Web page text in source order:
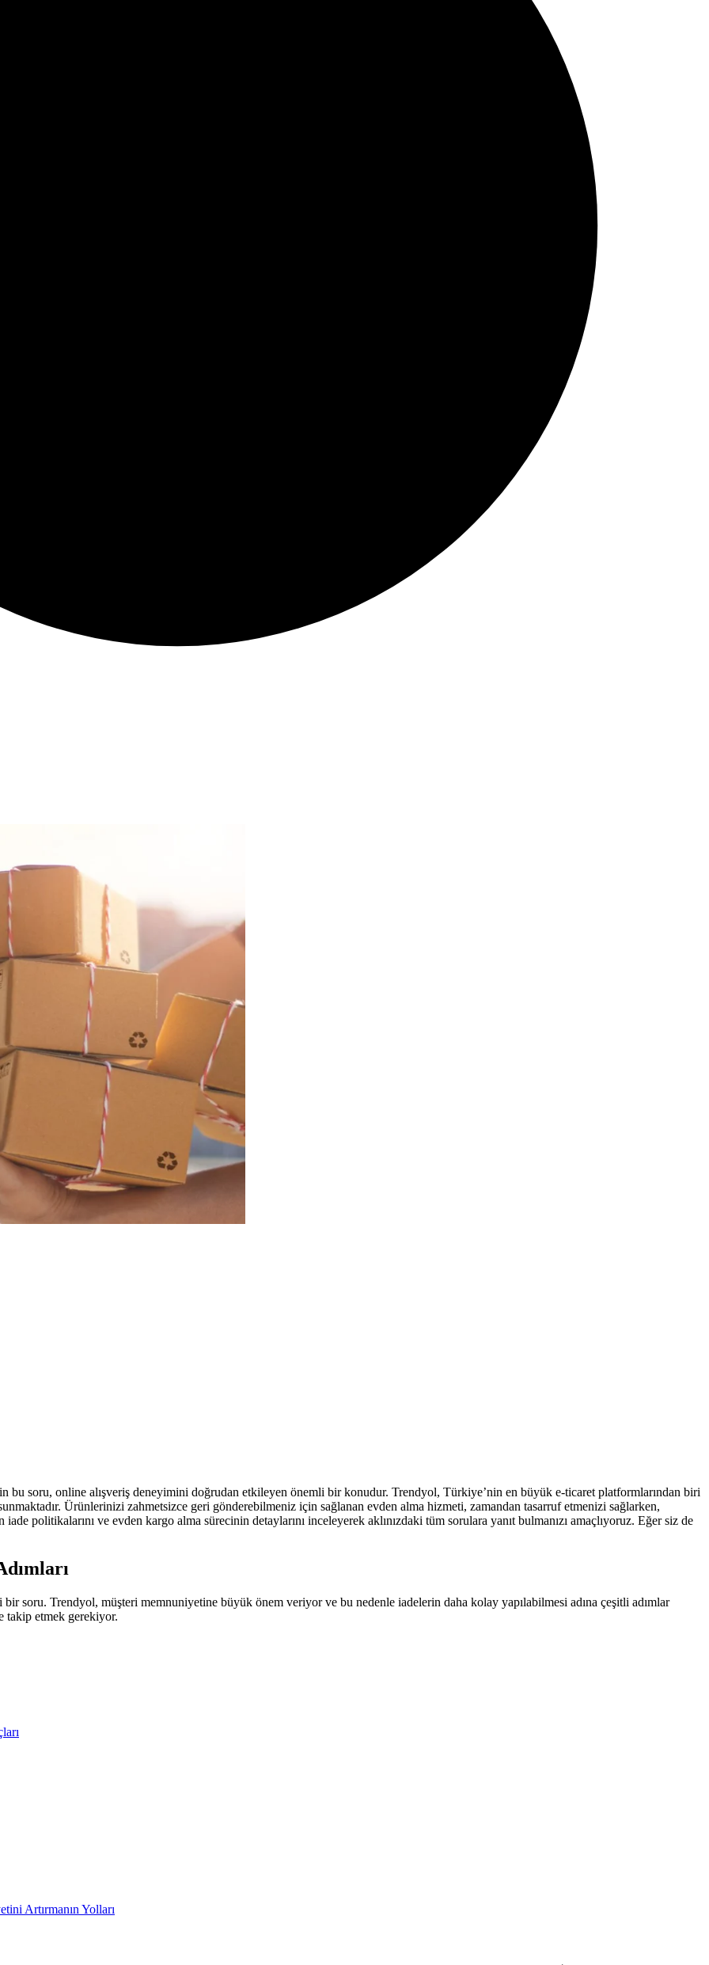
bu soru, online alışveriş deneyimini doğrudan etkileyen önemli bir konudur. Trendyol, Türkiye’nin en büyük e-ticaret platformlarından biri
Ürünlerinizi zahmetsizce geri gönderebilmeniz için sağlanan evden alma hizmeti, zamandan tasarruf etmenizi sağlarken,
iade politikalarını ve evden kargo alma sürecinin detaylarını inceleyerek aklınızdaki tüm sorulara yanıt bulmanızı amaçlıyoruz. Eğer siz de
soru. Trendyol, müşteri memnuniyetine büyük önem veriyor ve bu nedenle iadelerin daha kolay yapılabilmesi adına çeşitli adımlar
takip etmek gerekiyor.
Artırmanın Yolları